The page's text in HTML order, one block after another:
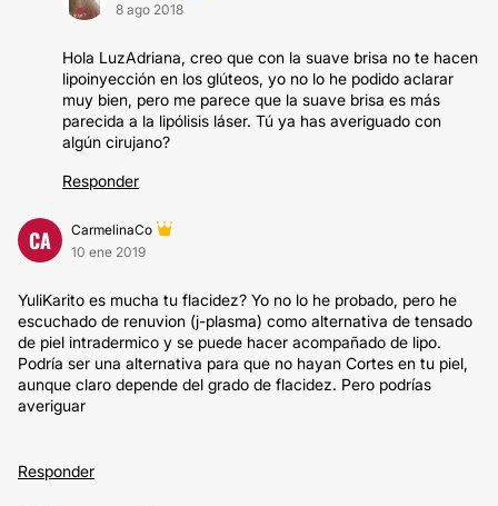
8 ago 2018
Hola LuzAdriana, creo que con la suave brisa no te hacen
lipoinyección en los glúteos, yo no lo he podido aclarar
muy bien, pero me parece que la suave brisa es más
parecida a la lipólisis láser. Tú ya has averiguado con
algún cirujano?
Responder
CA
CarmelinaCo
10 ene 2019
YuliKarito es mucha tu flacidez? Yo no lo he probado, pero he
escuchado de renuvion (j-plasma) como alternativa de tensado
de piel intradermico y se puede hacer acompañado de lipo.
Podría ser una alternativa para que no hayan Cortes en tu piel,
aunque claro depende del grado de flacidez. Pero podrías
averiguar
Responder